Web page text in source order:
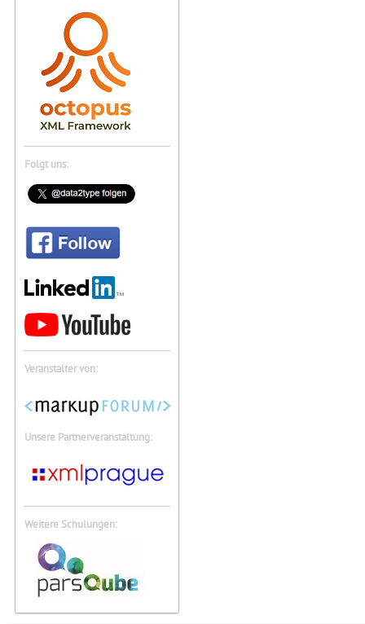
Folgt uns:
Veranstalter von:
Unsere Partnerveranstaltung:
Weitere Schulungen: